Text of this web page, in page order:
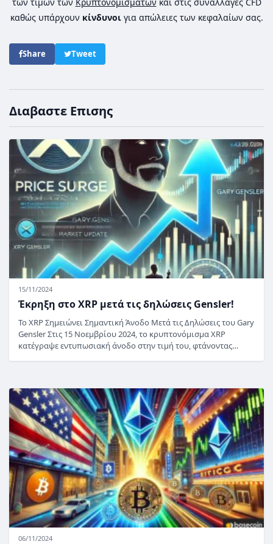
των τιμών των Κρυπτονομισμάτων και στις συναλλαγές CFD
καθώς υπάρχουν κίνδυνοιγια απώλειες των κεφαλαίων σας.
Share Tweet
Διαβαστε Επισης
15/11/2024
Έκρηξη στο XRP μετά τις δηλώσεις Gensler!
Το XRP Σημειώνει Σημαντική Άνοδο Μετά τις Δηλώσεις του Gary
Gensler Στις 15 Νοεμβρίου 2024, το κρυπτονόμισμα XRP
κατέγραψε εντυπωσιακή άνοδο στην τιμή του, φτάνοντας…
06/11/2024